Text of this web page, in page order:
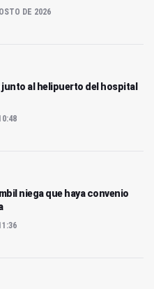
DE 2026
al helipuerto del hospital
niega que haya convenio